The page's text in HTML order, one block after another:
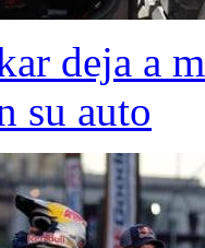
deja a
su auto